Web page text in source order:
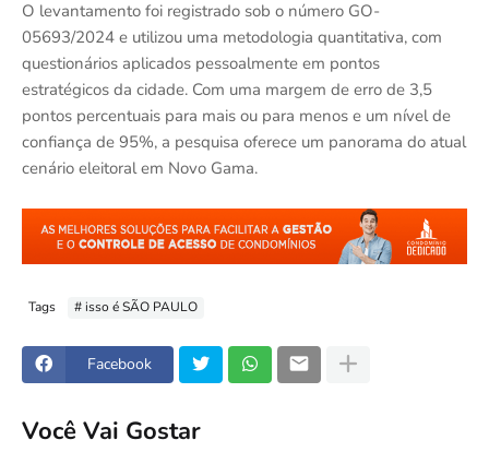
O levantamento foi registrado sob o número GO-
05693/2024 e utilizou uma metodologia quantitativa, com
questionários aplicados pessoalmente em pontos
estratégicos da cidade. Com uma margem de erro de 3,5
pontos percentuais para mais ou para menos e um nível de
confiança de 95%, a pesquisa oferece um panorama do atual
cenário eleitoral em Novo Gama.
Tags # isso é SÃO PAULO
Facebook
Você Vai Gostar